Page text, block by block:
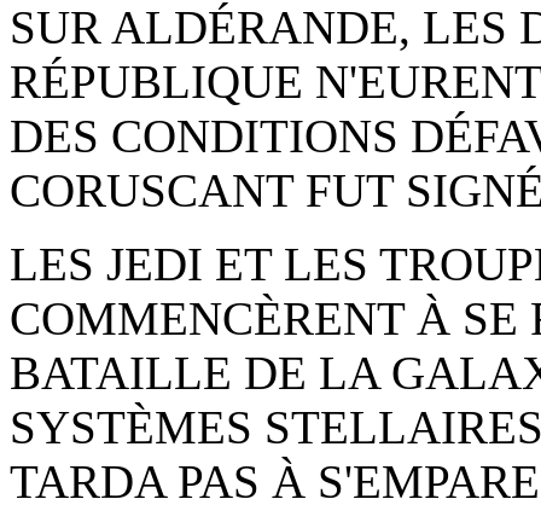
SUR ALDÉRANDE, LES
RÉPUBLIQUE
DES CONDITIONS
CORUSCANT FUT
LES JEDI ET LES
COMMENCÈRENT À SE
BATAILLE DE LA
SYSTÈMES
TARDA PAS À